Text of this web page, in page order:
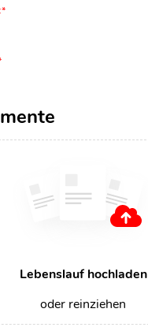
Lebenslauf hochladen
oder reinziehen